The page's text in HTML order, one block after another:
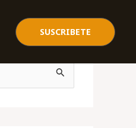
SUSCRIBETE